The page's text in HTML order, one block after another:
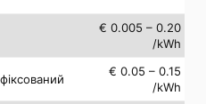
€ 0.005 – 0.20
/kWh
€ 0.05 – 0.15
/kWh